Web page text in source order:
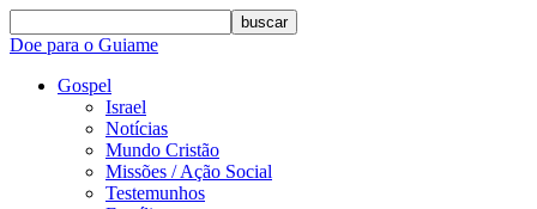
buscar
Doe para o Guiame
Gospel
Israel
Notícias
Mundo Cristão
Missões / Ação Social
Testemunhos